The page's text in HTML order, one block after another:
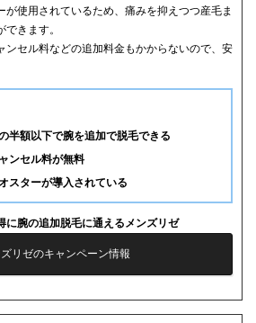
が使用されているため、痛みを抑えつつ産毛ま
きます。
ンセル料などの追加料金もかからないので、安
半額以下で腕を追加で脱毛できる
ンセル料が無料
スターが導入されている
に腕の追加脱毛に通えるメンズリゼ
ズリゼのキャンペーン情報